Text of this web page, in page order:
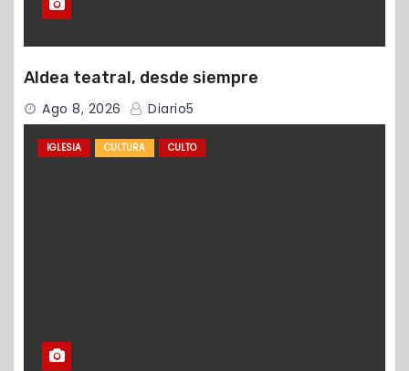
Aldea teatral, desde siempre
Ago 8, 2026 Diario5
IGLESIA CULTURA CULTO